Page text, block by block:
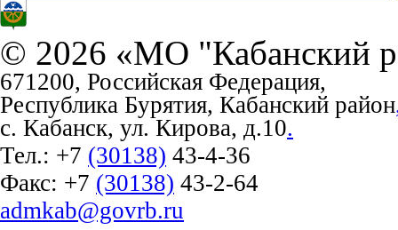
© 2026 «МО "Кабанский
671200, Российская Федерация,
Республика Бурятия, Кабанский район
с. Кабанск, ул. Кирова, д.10.
Тел.: +7 (30138) 43-4-36
Факс: +7 (30138) 43-2-64
admkab@govrb.ru